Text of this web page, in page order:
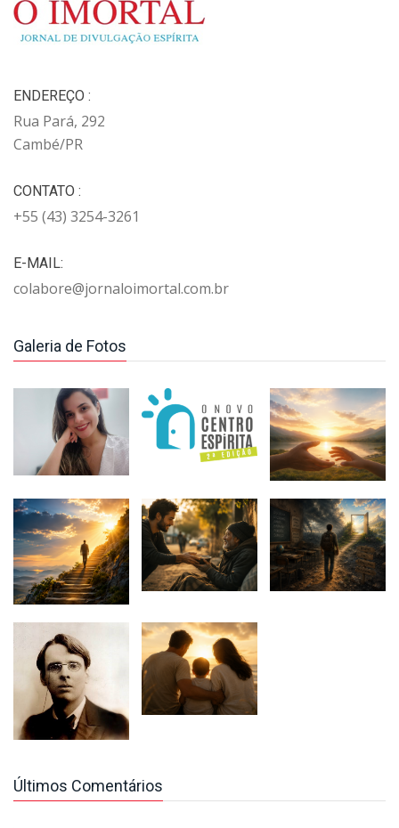
ENDEREÇO :
Rua Pará, 292
Cambé/PR
CONTATO :
+55 (43) 3254-3261
E-MAIL:
colabore@jornaloimortal.com.br
Galeria de Fotos
Últimos Comentários